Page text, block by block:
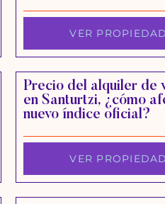
VER PROPIEDAD
Precio del alquiler de
en Santurtzi, ¿cómo
nuevo índice oficial?
VER PROPIEDAD